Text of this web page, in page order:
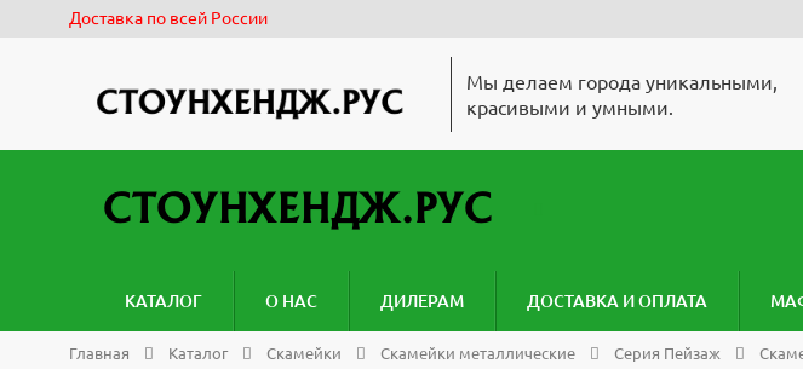
Доставка по всей России
Мы делаем города уникальными,
красивыми и умными.
КАТАЛОГ О НАС ДИЛЕРАМ ДОСТАВКА И ОПЛАТА
Главная Каталог Скамейки Скамейки металлические Серия Пейзаж